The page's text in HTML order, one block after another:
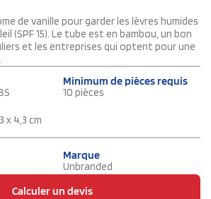
de vanille pour garder les lèvres humides
(SPF 15). Le tube est en bambou, un bon
et les entreprises qui optent pour une
Minimum de pièces requis
10 pièces
x 4,3 cm
Marque
Unbranded
Calculer un devis